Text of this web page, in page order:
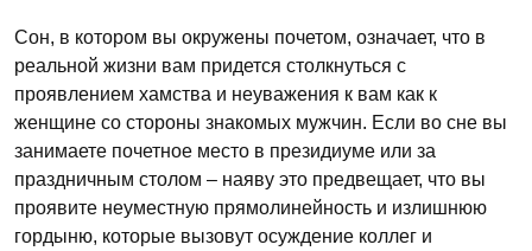
Сон, в котором вы окружены почетом, означает, что в
реальной жизни вам придется столкнуться с
проявлением хамства и неуважения к вам как к
женщине со стороны знакомых мужчин. Если во сне вы
занимаете почетное место в президиуме или за
праздничным столом – наяву это предвещает, что вы
проявите неуместную прямолинейность и излишнюю
гордыню, которые вызовут осуждение коллег и